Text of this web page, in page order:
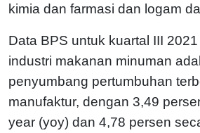
kimia dan farmasi dan logam
Data BPS untuk kuartal III
industri makanan minuman
penyumbang pertumbuhan
manufaktur, dengan 3,49
year (yoy) dan 4,78 persen